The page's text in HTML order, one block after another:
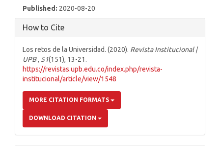
Published: 2020-08-20
How to Cite
Los retos de la Universidad. (2020). Revista Institucional |
UPB, 51(151), 13-21.
https://revistas.upb.edu.co/index.php/revista-
institucional/article/view/1548
MORE CITATION FORMATS
DOWNLOAD CITATION